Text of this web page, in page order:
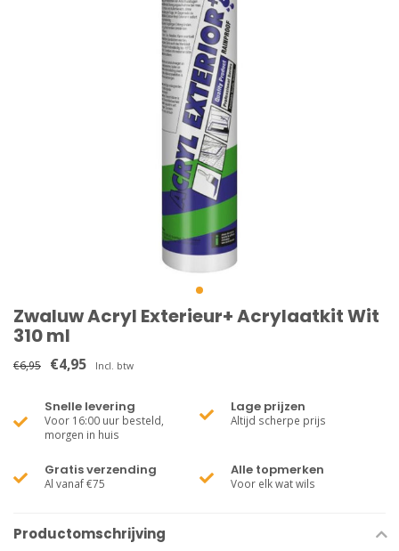
Zwaluw Acryl Exterieur+ Acrylaatkit Wit
310 ml
€6,95 €4,95 Incl. btw
Snelle levering
Voor 16:00 uur besteld,
morgen in huis
Lage prijzen
Altijd scherpe prijs
Gratis verzending
Al vanaf €75
Alle topmerken
Voor elk wat wils
Productomschrijving